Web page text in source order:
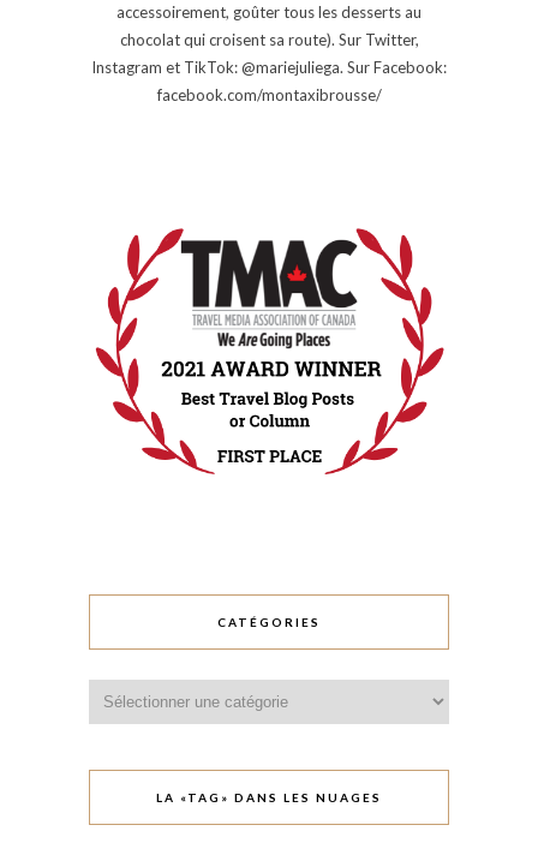
accessoirement, goûter tous les desserts au
chocolat qui croisent sa route). Sur Twitter,
Instagram et TikTok: @mariejuliega. Sur Facebook:
facebook.com/montaxibrousse/
CATÉGORIES
LA «TAG» DANS LES NUAGES